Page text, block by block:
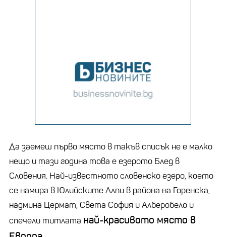
Да заемеш първо място в такъв списък не е малко
нещо и тази година това е езерото Блед в
Словения. Най-известното словенско езеро, което
се намира в Юлийските Алпи в района на Горенска,
надмина Цермат, Света София и Алберобело и
спечели титлата най-красивото място в